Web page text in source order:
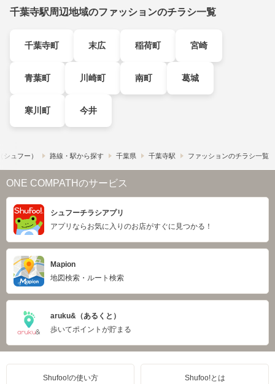
千葉寺駅周辺地域のファッションのチラシ一覧
千葉寺町 末広 稲荷町 宮崎
青葉町 川崎町 南町 葛城
寒川町 今井
ュフー） 路線・駅から探す 千葉県 千葉寺駅 ファッションのチラシ一覧
ONE COMPATHのサービス
シュフーチラシアプリ
アプリならお気に入りのお店がすぐに見つかる！
Mapion
地図検索・ルート検索
aruku&（あるくと）
歩いてポイントが貯まる
Shufoo!の使い方 Shufoo!とは